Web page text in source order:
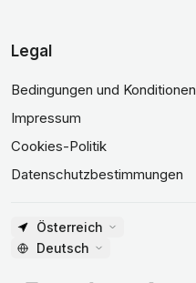
Legal
Bedingungen und Konditionen
Impressum
Cookies-Politik
Datenschutzbestimmungen
Österreich
Deutsch